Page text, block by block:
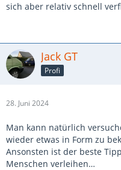
sich aber relativ schnell
Jack GT
Profi
28. Juni 2024
Man kann natürlich
wieder etwas in Form zu
Ansonsten ist der beste
Menschen verleihen…